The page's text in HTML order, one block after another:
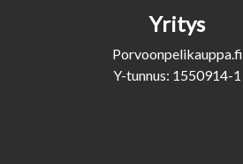
Yritys
Porvoonpelikauppa.fi
Y-tunnus: 1550914-1